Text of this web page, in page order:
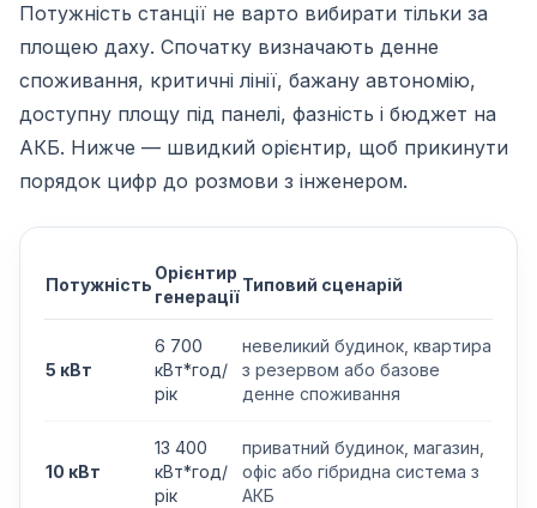
Потужність станції не варто вибирати тільки за
площею даху. Спочатку визначають денне
споживання, критичні лінії, бажану автономію,
доступну площу під панелі, фазність і бюджет на
АКБ. Нижче — швидкий орієнтир, щоб прикинути
порядок цифр до розмови з інженером.
Потужність
Орієнтир
генерації
Типовий сценарій
5 кВт
6 700
кВт*год/
рік
невеликий будинок, квартира
з резервом або базове
денне споживання
10 кВт
13 400
кВт*год/
рік
приватний будинок, магазин,
офіс або гібридна система з
АКБ